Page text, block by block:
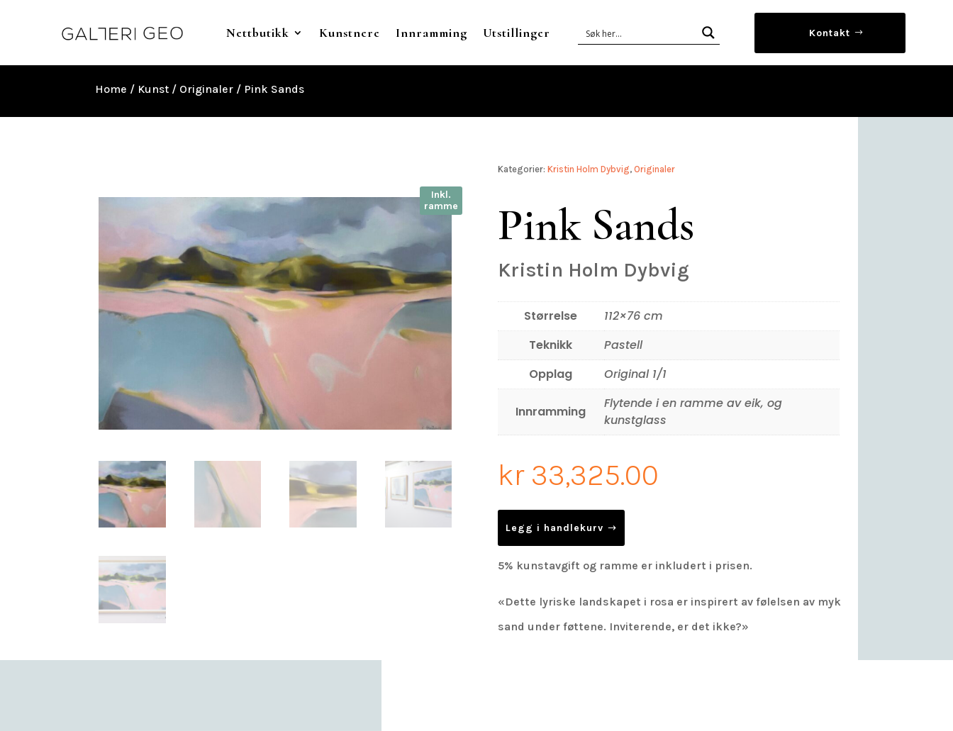
Nettbutikk Kunstnere Innramming Utstillinger Kontakt
Home / Kunst / Originaler / Pink Sands
Inkl.
ramme
Kategorier: Kristin Holm Dybvig, Originaler
Pink Sands
Kristin Holm Dybvig
Størrelse
112×76 cm
Teknikk
Pastell
Opplag
Original 1/1
Innramming
Flytende i en ramme av eik, og
kunstglass
kr33,325.00
Legg i handlekurv
5% kunstavgift og ramme er inkludert i prisen.
«Dette lyriske landskapet i rosa er inspirert av følelsen av myk
sand under føttene. Inviterende, er det ikke?»